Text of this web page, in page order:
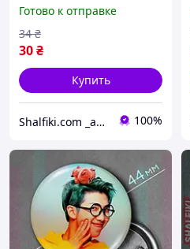
мм
Готово к отправке
30₴
34 ₴
Купить
Shalfiki.com _аниме и гик подполье_ 100%